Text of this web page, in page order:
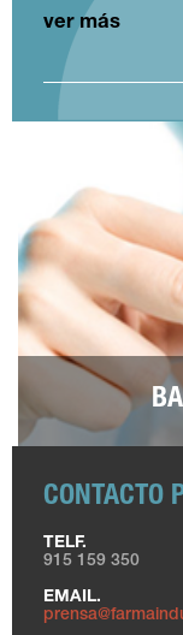
ver más
CONTACTO
TELF.
915 159 350
EMAIL.